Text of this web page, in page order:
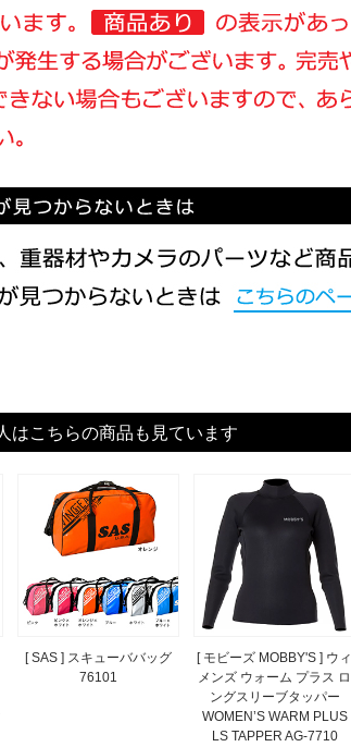
はこちらの商品も見ています
[ SAS ] スキューババッグ
76101
[ モビーズ MOBBY'S ] ウィ
メンズ ウォーム プラス ロ
ングスリーブタッパー
WOMEN’S WARM PLUS
LS TAPPER AG-7710